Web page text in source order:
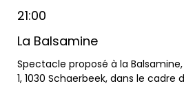
21:00
La Balsamine
Spectacle proposé à la
1, 1030 Schaerbeek, dans le cadre